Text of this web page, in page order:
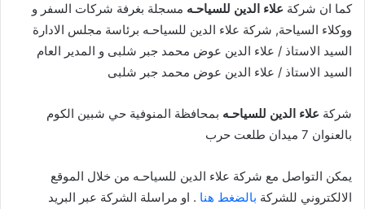
كما ان شركة علاء الدين للسياحـه مسجلة بغرفة شركات السفر و
ووكلاء السياحة, شركة علاء الدين للسياحـه برئاسة مجلس الادارة
السيد الاستاذ / علاء الدين عوض محمد جبر شلبى و المدير العام
السيد الاستاذ / علاء الدين عوض محمد جبر شلبى
شركة علاء الدين للسياحـه بمحافظة المنوفية حي شبين الكوم
بالعنوان 7 ميدان طلعت حرب
يمكن التواصل مع شركة علاء الدين للسياحـه من خلال الموقع
الالكتروني للشركة بالضغط هنا . او مراسلة الشركة عبر البريد